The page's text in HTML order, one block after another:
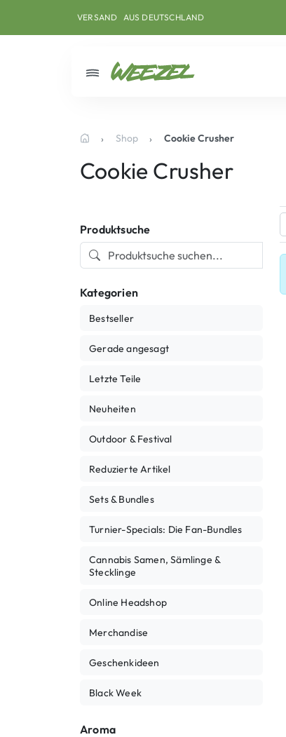
VERSAND
Shop Cookie Crusher
Cookie Crusher
Produktsuche
Kategorien
Bestseller
Gerade angesagt
Letzte Teile
Neuheiten
Outdoor & Festival
Reduzierte Artikel
Sets & Bundles
Turnier-Specials: Die Fan-Bundles
Cannabis Samen, Sämlinge &
Stecklinge
Online Headshop
Merchandise
Geschenkideen
Black Week
Aroma